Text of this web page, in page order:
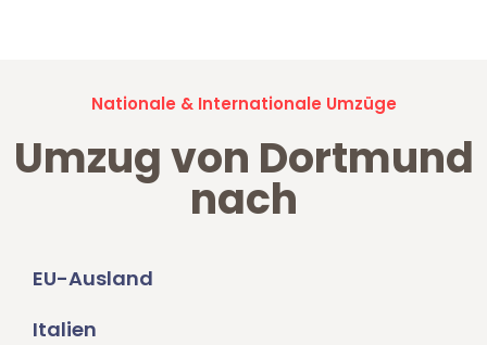
Nationale & Internationale Umzüge
Umzug von Dortmund
nach
EU-Ausland
Italien